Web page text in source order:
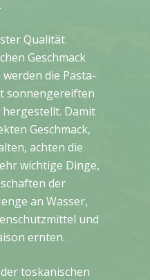
Qualität
Geschmack
die Pasta-
sonnengereiften
Damit
Geschmack,
achten die
wichtige Dinge,
der
an Wasser,
und
ernten.
toskanischen